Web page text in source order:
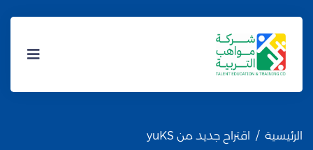
الرئيسية اقتراح جديد من yuKS